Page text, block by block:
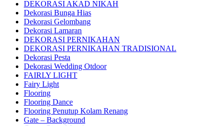
DEKORASI AKAD NIKAH
Dekorasi Bunga Hias
Dekorasi Gelombang
Dekorasi Lamaran
DEKORASI PERNIKAHAN
DEKORASI PERNIKAHAN TRADISIONAL
Dekorasi Pesta
Dekorasi Wedding Otdoor
FAIRLY LIGHT
Fairy Light
Flooring
Flooring Dance
Flooring Penutup Kolam Renang
Gate – Background